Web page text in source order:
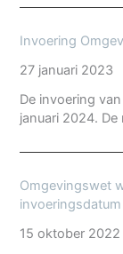
Invoering
27 januari 2023
De invoering
januari 2024.
Omgevingswet
15 oktober 2022